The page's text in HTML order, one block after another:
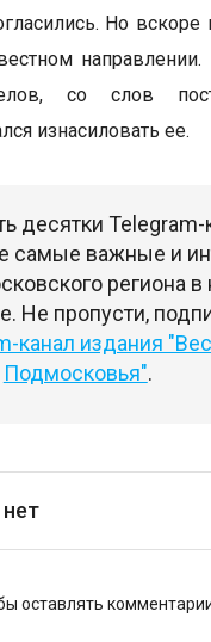
Но вскоре
направлении.
со слов
изнасиловать ее.
десятки Telegram-
самые важные и
региона
Не пропусти,
канал издания
Подмосковья".
оставлять